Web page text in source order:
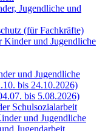
Jugendliche und
(für Fachkräfte)
und Jugendliche
und Jugendliche
bis 24.10.2026)
bis 5.08.2026)
Schulsozialarbeit
und Jugendliche
Jugendarbeit